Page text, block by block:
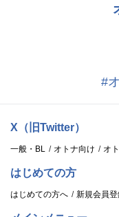
#
X（旧Twitter）
一般・BL オトナ向け オ
はじめての方
はじめての方へ 新規会員